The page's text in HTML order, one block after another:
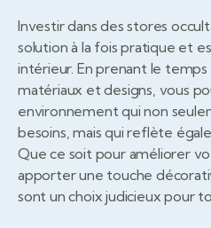
Investir dans des stores
solution à la fois pratique et
intérieur. En prenant le
matériaux et designs, vous
environnement qui non
besoins, mais qui reflète
Que ce soit pour améliorer
apporter une touche
sont un choix judicieux pour